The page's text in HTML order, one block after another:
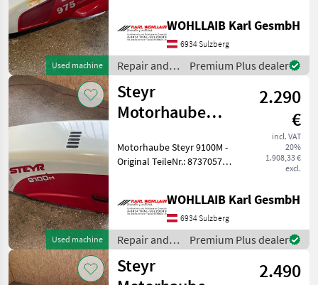
Used machine
- Haube ist in einem Guten
Zustand. - Leichte
Lackschäden
WOHLLAIB Karl GesmbH
6934 Sulzberg
Repair and
spare parts /
Steyr
Premium Plus dealer
Used machine
Steyr
Motorhaube
(87370573)
2.290
€
incl. VAT
20%
1.908,33 €
excl.
Motorhaube Steyr 9100M -
Original TeileNr.: 87370573 -
Halter / Scharniere leicht
verbogen. - Leichte Lacksch
WOHLLAIB Karl GesmbH
6934 Sulzberg
Repair and
spare parts /
Steyr
Premium Plus dealer
Steyr
2.490